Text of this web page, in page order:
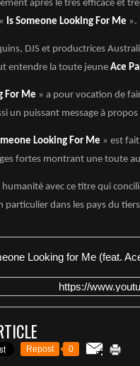
après le très efficace et
Is Someone Looking For Me ».
DJS et productrices
entendre la toute jeune Ace
For Me » a pour vocation de
un puissant message à
Looking For Me » est
fortes montrant une toute
avec ce titre qui
particulier dans les pays du
https://
Repost 0